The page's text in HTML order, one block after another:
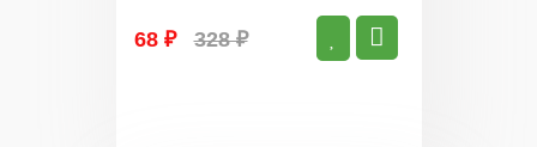
68 ₽ 328 ₽